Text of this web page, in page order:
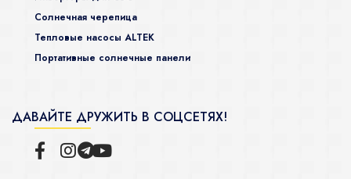
Солнечная черепица
Тепловые насосы ALTEK
Портативные солнечные панели
ДАВАЙТЕ ДРУЖИТЬ В СОЦСЕТЯХ!